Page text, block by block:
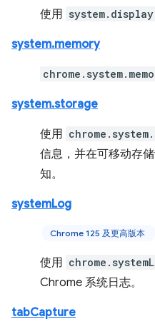
使用 system.display
system.memory
system.storage
使用
信息，并在可移动存
知。
systemLog
Chrome 125 及更高版本
使用
Chrome 系统日志。
tabCapture